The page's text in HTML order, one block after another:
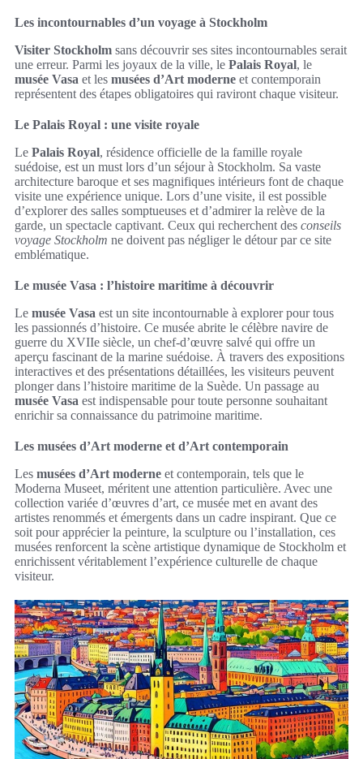
Les incontournables d’un voyage à Stockholm
Visiter Stockholm sans découvrir ses sites incontournables serait
une erreur. Parmi les joyaux de la ville, le Palais Royal, le
musée Vasa et les musées d’Art moderne et contemporain
représentent des étapes obligatoires qui raviront chaque visiteur.
Le Palais Royal : une visite royale
Le Palais Royal, résidence officielle de la famille royale
suédoise, est un must lors d’un séjour à Stockholm. Sa vaste
architecture baroque et ses magnifiques intérieurs font de chaque
visite une expérience unique. Lors d’une visite, il est possible
d’explorer des salles somptueuses et d’admirer la relève de la
garde, un spectacle captivant. Ceux qui recherchent des conseils
voyage Stockholm ne doivent pas négliger le détour par ce site
emblématique.
Le musée Vasa : l’histoire maritime à découvrir
Le musée Vasa est un site incontournable à explorer pour tous
les passionnés d’histoire. Ce musée abrite le célèbre navire de
guerre du XVIIe siècle, un chef-d’œuvre salvé qui offre un
aperçu fascinant de la marine suédoise. À travers des expositions
interactives et des présentations détaillées, les visiteurs peuvent
plonger dans l’histoire maritime de la Suède. Un passage au
musée Vasa est indispensable pour toute personne souhaitant
enrichir sa connaissance du patrimoine maritime.
Les musées d’Art moderne et d’Art contemporain
Les musées d’Art moderne et contemporain, tels que le
Moderna Museet, méritent une attention particulière. Avec une
collection variée d’œuvres d’art, ce musée met en avant des
artistes renommés et émergents dans un cadre inspirant. Que ce
soit pour apprécier la peinture, la sculpture ou l’installation, ces
musées renforcent la scène artistique dynamique de Stockholm et
enrichissent véritablement l’expérience culturelle de chaque
visiteur.